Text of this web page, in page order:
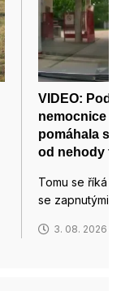
VIDEO: Pod
nemocnice v
pomáhala s
od nehody
Tomu se říká
se zapnutými
3. 08. 2026